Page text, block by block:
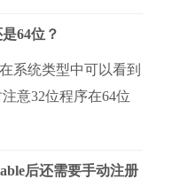
64位？
系统类型中可以看到
意32位程序在64位
后还需要手动注册